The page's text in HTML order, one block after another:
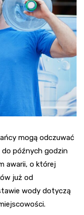
mogą odczuwać
późnych godzin
awarii, o której
już od
wody dotyczą